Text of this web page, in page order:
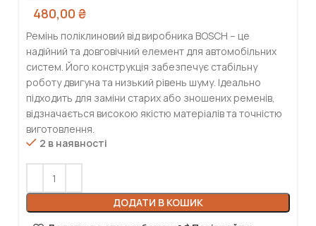
480,00 ₴
Ремінь поліклиновий від виробника BOSCH – це
надійний та довговічний елемент для автомобільних
систем. Його конструкція забезпечує стабільну
роботу двигуна та низький рівень шуму. Ідеально
підходить для заміни старих або зношених ременів,
відзначається високою якістю матеріалів та точністю
виготовлення.
2 в наявності
ДОДАТИ В КОШИК